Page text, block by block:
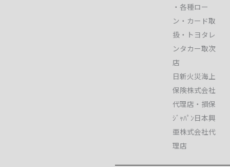
・各種ロー
ン・カード取
扱・トヨタレ
ンタカー取次
店
日新火災海上
保険株式会社
代理店・損保
ｼﾞｬﾊﾟﾝ日本興
亜株式会社代
理店